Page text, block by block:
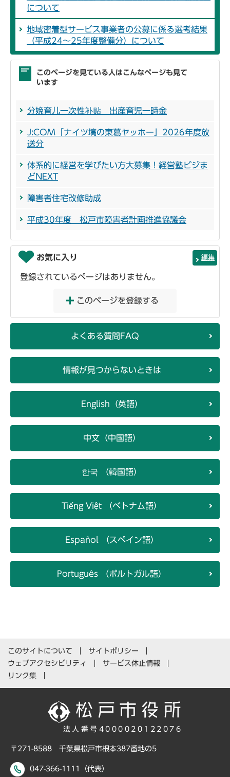
について
地域密着型サービス事業者の公募に係る選考結果
（平成24～25年度整備分）について
このページを見ている人はこんなページも見て
います
分娩育儿一次性补贴 出産育児一時金
J:COM「ナイツ塙の東葛ヤッホー」2026年度放
送分
体系的に経営を学びたい方大募集！経営塾ビジま
どNEXT
障害者住宅改修助成
平成30年度 松戸市障害者計画推進協議会
お気に入り 編集
登録されているページはありません。
このページを登録する
よくある質問FAQ
情報が見つからないときは
English（英語）
中文（中国語）
한국 （韓国語）
Tiếng Việt （ベトナム語）
Español （スペイン語）
Português （ポルトガル語）
このサイトについて
サイトポリシー
ウェブアクセシビリティ
サービス休止情報
リンク集
法人番号4000020122076
〒271-8588 千葉県松戸市根本387番地の5
047-366-1111（代表）